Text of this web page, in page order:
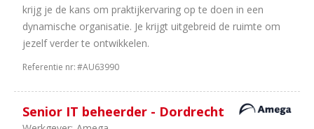
overleg
32
36
uur
38
uur
krijg je de kans om praktijkervaring op te doen in een
dynamische organisatie. Je krijgt uitgebreid de ruimte om
jezelf verder te ontwikkelen.
Referentie nr:#AU63990
Senior IT beheerder - Dordrecht